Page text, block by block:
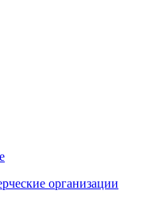
организации